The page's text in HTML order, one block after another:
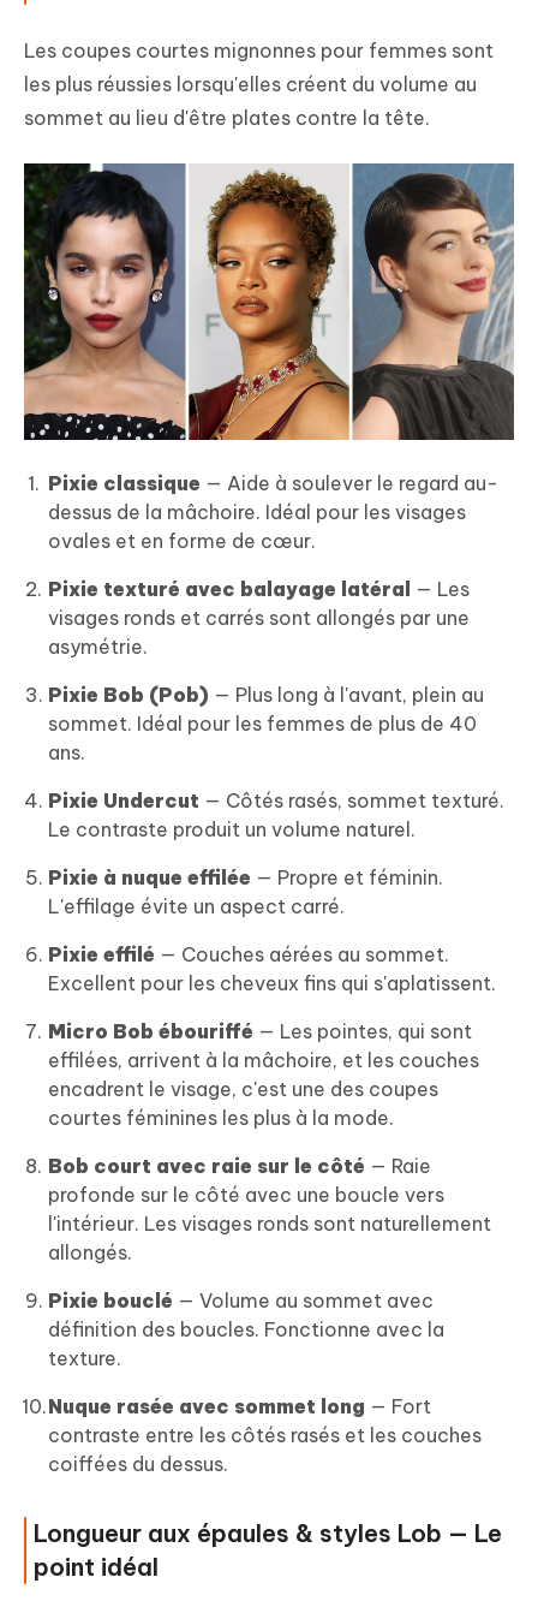
Les coupes courtes mignonnes pour femmes sont
les plus réussies lorsqu'elles créent du volume au
sommet au lieu d'être plates contre la tête.
Pixie classique — Aide à soulever le regard au-
dessus de la mâchoire. Idéal pour les visages
ovales et en forme de cœur.
Pixie texturé avec balayage latéral — Les
visages ronds et carrés sont allongés par une
asymétrie.
Pixie Bob (Pob) — Plus long à l'avant, plein au
sommet. Idéal pour les femmes de plus de 40
ans.
Pixie Undercut — Côtés rasés, sommet texturé.
Le contraste produit un volume naturel.
Pixie à nuque effilée — Propre et féminin.
L'effilage évite un aspect carré.
Pixie effilé — Couches aérées au sommet.
Excellent pour les cheveux fins qui s'aplatissent.
Micro Bob ébouriffé — Les pointes, qui sont
effilées, arrivent à la mâchoire, et les couches
encadrent le visage, c'est une des coupes
courtes féminines les plus à la mode.
Bob court avec raie sur le côté — Raie
profonde sur le côté avec une boucle vers
l'intérieur. Les visages ronds sont naturellement
allongés.
Pixie bouclé — Volume au sommet avec
définition des boucles. Fonctionne avec la
texture.
Nuque rasée avec sommet long — Fort
contraste entre les côtés rasés et les couches
coiffées du dessus.
Longueur aux épaules & styles Lob — Le
point idéal